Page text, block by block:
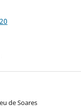
de Soares